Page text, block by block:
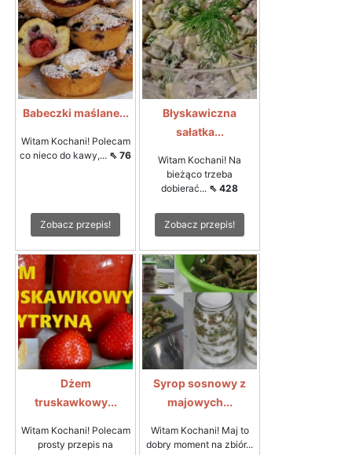
Babeczki maślane...
Witam Kochani! Polecam
co nieco do kawy,... ⇖ 76
Zobacz przepis!
Błyskawiczna
sałatka...
Witam Kochani! Na
bieżąco trzeba
dobierać... ⇖ 428
Zobacz przepis!
Dżem
truskawkowy...
Witam Kochani! Polecam
prosty przepis na
Syrop sosnowy z
majowych...
Witam Kochani! Maj to
dobry moment na zbiór...